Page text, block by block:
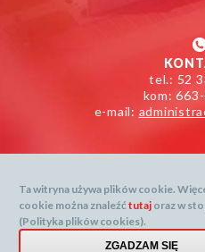
tel.: 52
kom:
e-mail:
Menu
Mapa
Dane prognozy
Ta witryna używa plików cookie.
cookie można znaleźćtutaj oraz w
(Polityka plików cookies).
ZGADZAM SIĘ